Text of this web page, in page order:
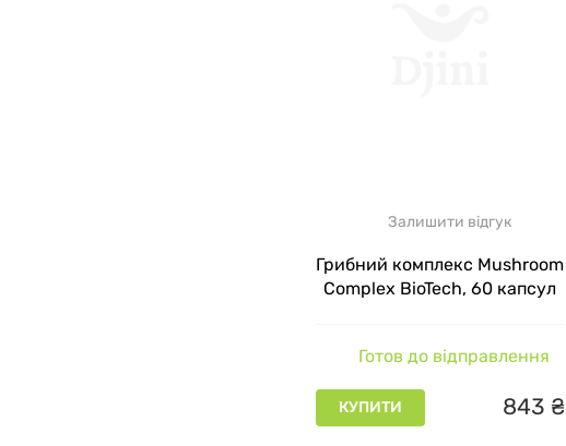
Залишити відгук
Грибний комплекс Mushroom
Complex BioTech, 60 капсул
Готов до відправлення
КУПИТИ 843 ₴